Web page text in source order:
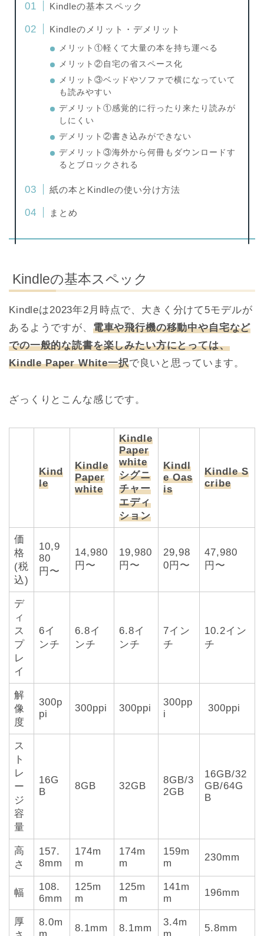
Kindleの基本スペック
Kindleのメリット・デメリット
メリット①軽くて大量の本を持ち運べる
メリット②自宅の省スペース化
メリット③ベッドやソファで横になっていて
も読みやすい
デメリット①感覚的に行ったり来たり読みが
しにくい
デメリット②書き込みができない
デメリット③海外から何冊もダウンロードす
るとブロックされる
紙の本とKindleの使い分け方法
まとめ
Kindleの基本スペック
Kindleは2023年2月時点で、大きく分けて5モデルが
あるようですが、 電車や飛行機の移動中や自宅など
での一般的な読書を楽しみたい方にとっては、
Kindle Paper White一択で良いと思っています。
ざっくりとこんな感じです。
Kind
le
Kindle
Paper
white
Kindle
Paper
white
シグニ
チャー
エディ
ション
Kindl
e Oas
is
Kindle S
cribe
価
格
(税
込)
10,9
80
円〜
14,980
円〜
19,980
円〜
29,98
0円〜
47,980
円〜
デ
ィ
ス
プ
レ
イ
6イ
ンチ
6.8イ
ンチ
6.8イ
ンチ
7イン
チ
10.2イン
チ
解
像
度
300p
pi
300ppi 300ppi
300pp
i
300ppi
ス
ト
レ
ー
ジ
容
量
16G
B
8GB 32GB
8GB/3
2GB
16GB/32
GB/64G
B
高
さ
157.
8mm
174m
m
174m
m
159m
m
230mm
幅
108.
6mm
125m
m
125m
m
141m
m
196mm
厚
8.0m
8.1mm 8.1mm
3.4m
5.8mm